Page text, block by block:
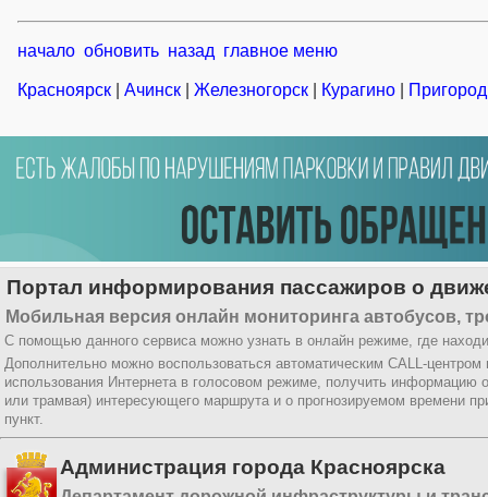
начало обновить назад главное меню
Красноярск Ачинск Железногорск Курагино
Портал информирования пассажиров о
Мобильная версия онлайн мониторинга автобусов,
С помощью данного сервиса можно узнать в онлайн режиме, где
Дополнительно можно воспользоваться автоматическим CALL-
использования Интернета в голосовом режиме, получить информацию
или трамвая) интересующего маршрута и о прогнозируемом времени
пункт.
Администрация города Красноярска